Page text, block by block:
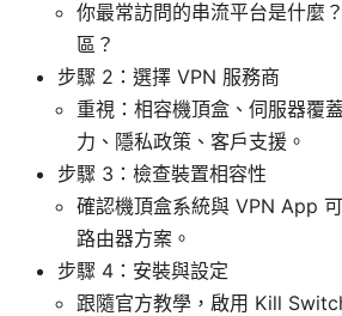
你最常訪問的串流平台是什麼
區？
步驟 2：選擇 VPN 服務商
重視：相容機頂盒、伺服器覆
力、隱私政策、客戶支援。
步驟 3：檢查裝置相容性
確認機頂盒系統與 VPN App
路由器方案。
步驟 4：安裝與設定
跟隨官方教學，啟用 Kill